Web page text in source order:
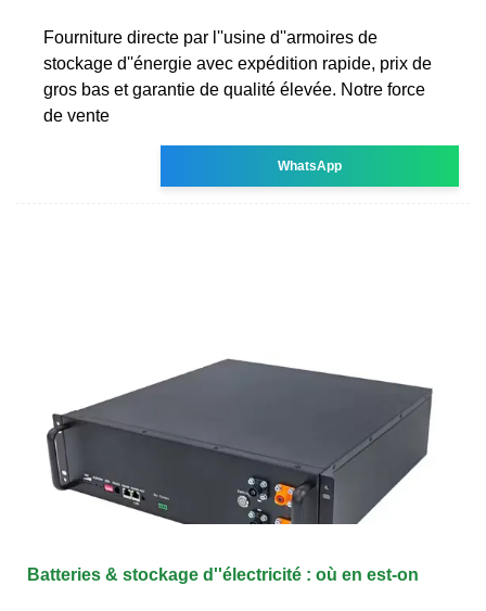
Fourniture directe par l''usine d''armoires de
stockage d''énergie avec expédition rapide, prix de
gros bas et garantie de qualité élevée. Notre force
de vente
WhatsApp
Batteries & stockage d''électricité : où en est-on